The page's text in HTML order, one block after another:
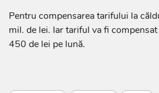
Pentru compensarea tarifului la
mil. de lei. Iar tariful va fi
450 de lei pe lună.